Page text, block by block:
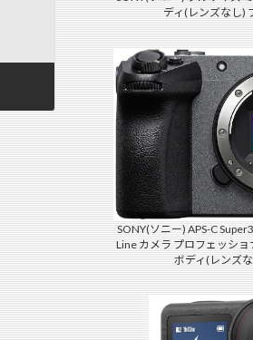
ディ(レンズなし)
SONY(ソニー) APS-C
Line カメラ プロフェッシ
ボディ(レンズ